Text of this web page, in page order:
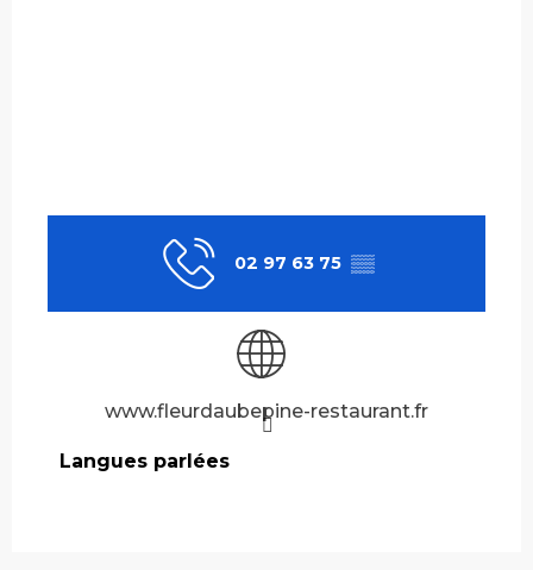
02 97 63 75 ▒▒
www.fleurdaubepine-restaurant.fr
Langues parlées
Langues parlées